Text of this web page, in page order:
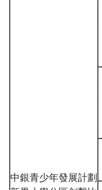
中銀青少年發展計劃